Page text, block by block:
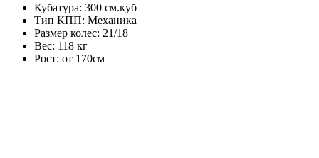
Кубатура: 300 см.куб
Тип КПП: Механика
Размер колес: 21/18
Вес: 118 кг
Рост: от 170см